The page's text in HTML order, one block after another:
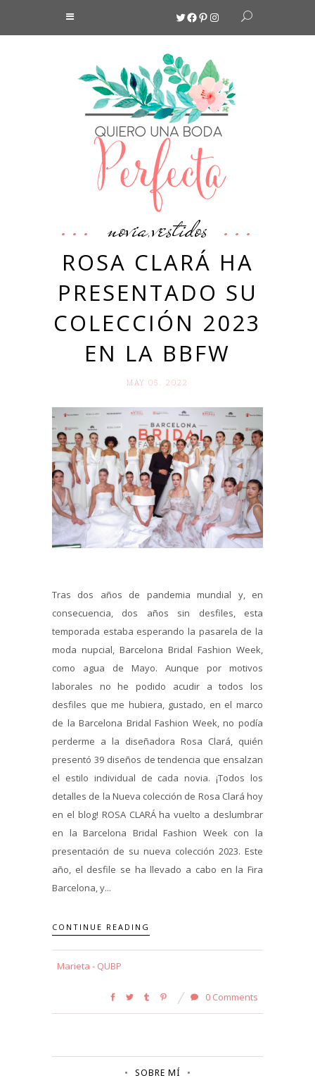
Twitter
Facebook
Pinterest
Instagram
novia,vestidos
ROSA CLARÁ HA
PRESENTADO SU
COLECCIÓN 2023
EN LA BBFW
MAY 05. 2022
Tras dos años de pandemia mundial y, en
consecuencia, dos años sin desfiles, esta
temporada estaba esperando la pasarela de la
moda nupcial, Barcelona Bridal Fashion Week,
como agua de Mayo. Aunque por motivos
laborales no he podido acudir a todos los
desfiles que me hubiera, gustado, en el marco
de la Barcelona Bridal Fashion Week, no podía
perderme a la diseñadora Rosa Clará, quién
presentó 39 diseños de tendencia que ensalzan
el estilo individual de cada novia. ¡Todos los
detalles de la Nueva colección de Rosa Clará hoy
en el blog! ROSA CLARÁ ha vuelto a deslumbrar
en la Barcelona Bridal Fashion Week con la
presentación de su nueva colección 2023. Este
año, el desfile se ha llevado a cabo en la Fira
Barcelona, y...
CONTINUE READING
Marieta - QUBP
0 Comments
SOBRE MÍ